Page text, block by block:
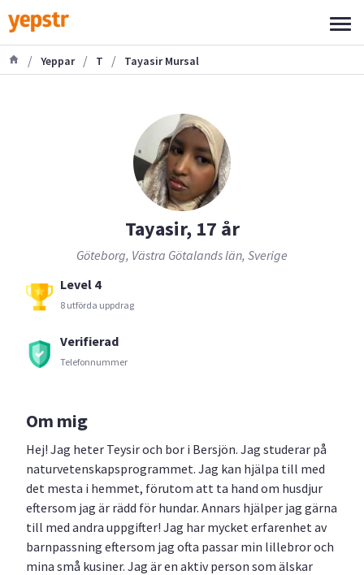
/ Yeppar / T / Tayasir Mursal
Tayasir, 17 år
Göteborg, Västra Götalands län, Sverige
Level 4
8 utförda uppdrag
Verifierad
Telefonnummer
Om mig
Hej! Jag heter Teysir och bor i Bersjön. Jag studerar på
naturvetenskapsprogrammet. Jag kan hjälpa till med
det mesta i hemmet, förutom att ta hand om husdjur
eftersom jag är rädd för hundar. Annars hjälper jag gärna
till med andra uppgifter! Jag har mycket erfarenhet av
barnpassning eftersom jag ofta passar min lillebror och
mina små kusiner. Jag är en aktiv person som älskar